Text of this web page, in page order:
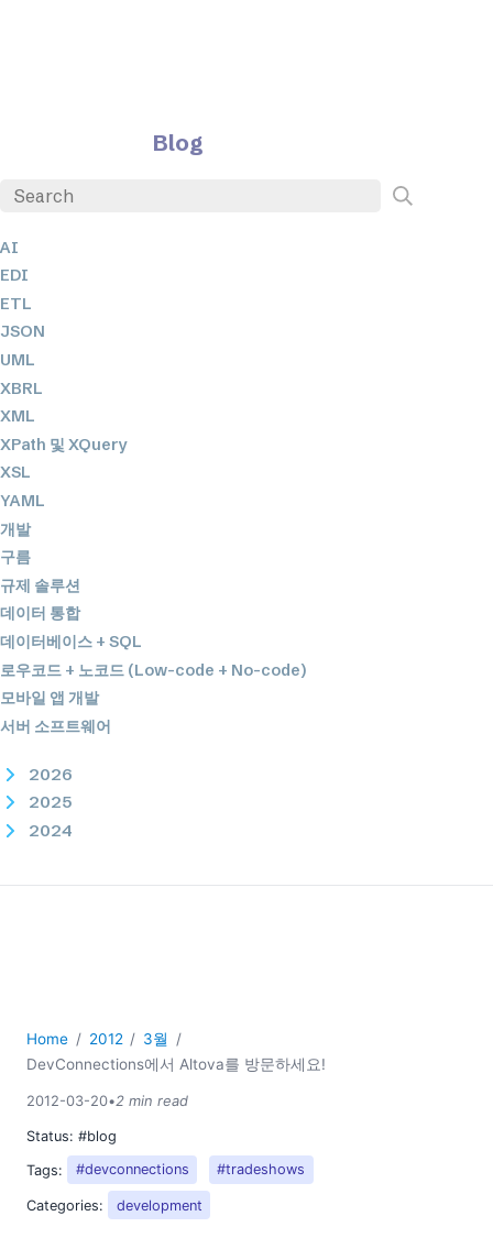
Blog
AI
EDI
ETL
JSON
UML
XBRL
XML
XPath 및 XQuery
XSL
YAML
개발
구름
규제 솔루션
데이터 통합
데이터베이스 + SQL
로우코드 + 노코드 (Low-code + No-code)
모바일 앱 개발
서버 소프트웨어
2026
2025
2024
2022
2016
2014
2013
2012
01
Home 2012
3월
DevConnections에서 Altova를 방문하세요!
2012-03-20•2 min read
Status: #blog
Tags:
#devconnections #tradeshows
Categories: development